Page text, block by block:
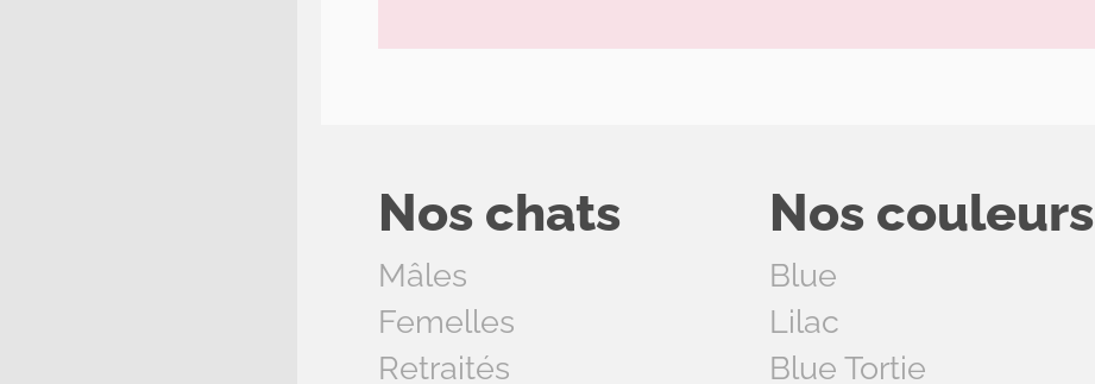
Nos chats
Mâles
Femelles
Retraités
Nos couleurs
Blue
Lilac
Blue Tortie